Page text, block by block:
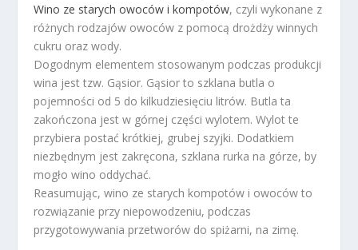
Wino ze starych owoców i kompotów, czyli wykonane z
różnych rodzajów owoców z pomocą drożdży winnych
cukru oraz wody.
Dogodnym elementem stosowanym podczas produkcji
wina jest tzw. Gąsior. Gąsior to szklana butla o
pojemności od 5 do kilkudziesięciu litrów. Butla ta
zakończona jest w górnej części wylotem. Wylot te
przybiera postać krótkiej, grubej szyjki. Dodatkiem
niezbędnym jest zakręcona, szklana rurka na górze, by
mogło wino oddychać.
Reasumując, wino ze starych kompotów i owoców to
rozwiązanie przy niepowodzeniu, podczas
przygotowywania przetworów do spiżarni, na zimę.